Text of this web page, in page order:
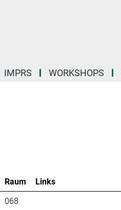
IMPRS WORKSHOPS
Raum
Links
068